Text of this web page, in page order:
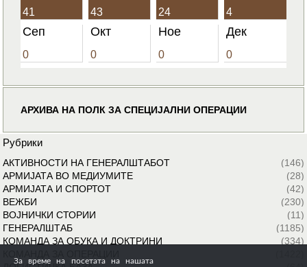
41 43 24 4
Сеп
0
Окт
0
Ное
0
Дек
0
АРХИВА НА ПОЛК ЗА СПЕЦИЈАЛНИ ОПЕРАЦИИ
Рубрики
АКТИВНОСТИ НА ГЕНЕРАЛШТАБОТ
(146)
АРМИЈАТА ВО МЕДИУМИТЕ
(28)
АРМИЈАТА И СПОРТОТ
(42)
ВЕЖБИ
(230)
ВОЈНИЧКИ СТОРИИ
(11)
ГЕНЕРАЛШТАБ
(1185)
КОМАНДА ЗА ОБУКА И ДОКТРИНИ
(334)
За време на посетата на нашата